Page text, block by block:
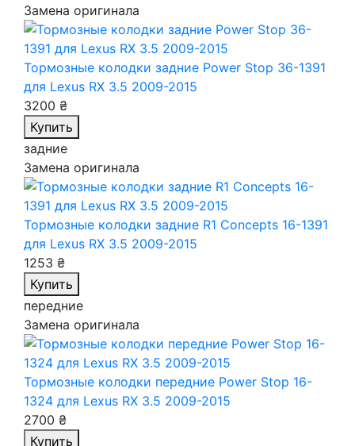
Замена оригинала
Тормозные колодки задние Power Stop 36-1391
для Lexus RX 3.5 2009-2015
3200 ₴
Купить
задние
Замена оригинала
Тормозные колодки задние R1 Concepts 16-1391
для Lexus RX 3.5 2009-2015
1253 ₴
Купить
передние
Замена оригинала
Тормозные колодки передние Power Stop 16-
1324 для Lexus RX 3.5 2009-2015
2700 ₴
Купить